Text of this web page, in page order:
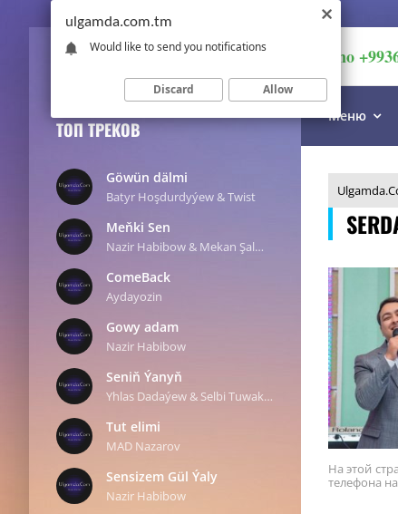
ТОП ТРЕКОВ
Göwün dälmi
Batyr Hoşdurdyýew & Twist
Meňki Sen
Nazir Habibow & Mekan Şalmedow
ComeBack
Aydayozin
Gowy adam
Nazir Habibow
Seniň Ýanyň
Yhlas Dadaýew & Selbi Tuwakgylyjowa
Tut elimi
MAD Nazarov
Sensizem Gül Ýaly
Nazir Habibow
imo
Меню
На этой
телефона
ulgamda.com.tm
Would like to send you notifications
Discard Allow